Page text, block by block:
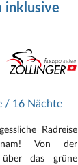
inklusive
/ 16 Nächte
Radreise
Von der
über das grüne